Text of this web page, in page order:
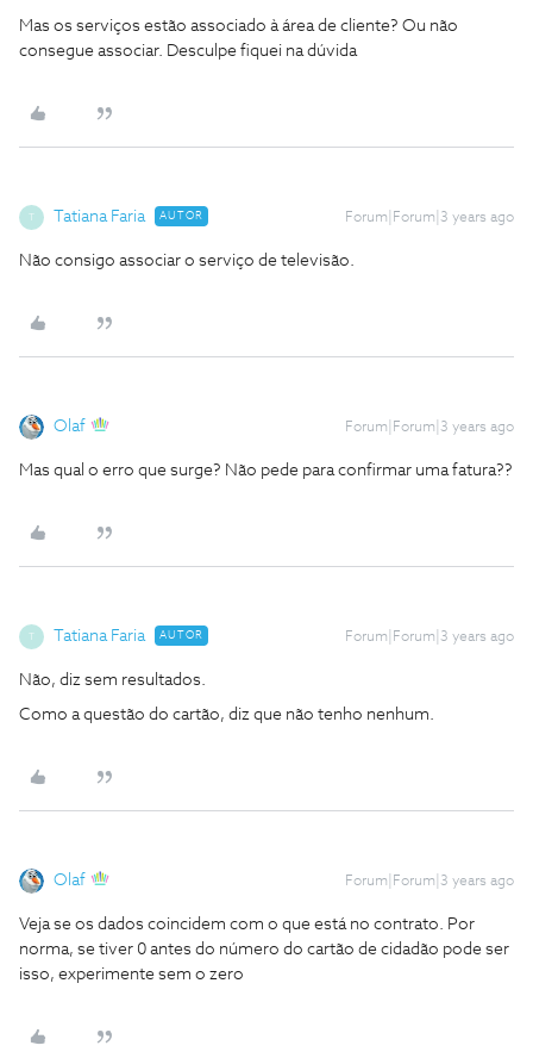
Mas os serviços estão associado à área de cliente? Ou não
consegue associar. Desculpe fiquei na dúvida
T Tatiana Faria AUTOR Forum|Forum|3 years ago
Não consigo associar o serviço de televisão.
Olaf Forum|Forum|3 years ago
Mas qual o erro que surge? Não pede para confirmar uma fatura??
T Tatiana Faria AUTOR Forum|Forum|3 years ago
Não, diz sem resultados.
Como a questão do cartão, diz que não tenho nenhum.
Olaf Forum|Forum|3 years ago
Veja se os dados coincidem com o que está no contrato. Por
norma, se tiver 0 antes do número do cartão de cidadão pode ser
isso, experimente sem o zero